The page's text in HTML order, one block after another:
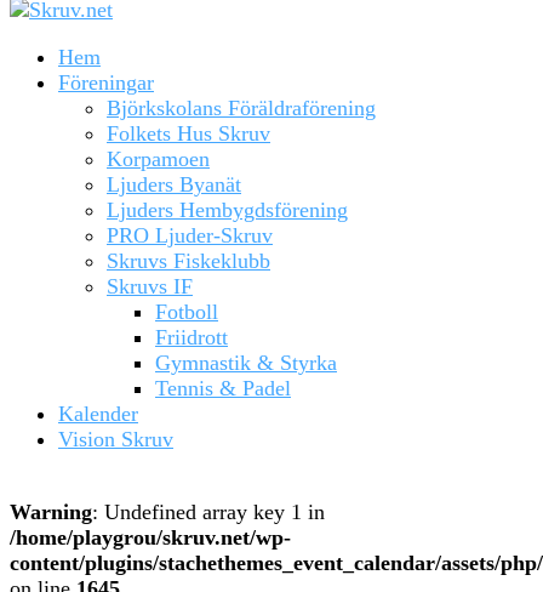
Hem
Föreningar
Björkskolans Föräldraförening
Folkets Hus Skruv
Korpamoen
Ljuders Byanät
Ljuders Hembygdsförening
PRO Ljuder-Skruv
Skruvs Fiskeklubb
Skruvs IF
Fotboll
Friidrott
Gymnastik & Styrka
Tennis & Padel
Kalender
Vision Skruv
Warning: Undefined array key 1 in
/home/playgrou/skruv.net/wp-
content/plugins/stachethemes_event_calendar/assets/